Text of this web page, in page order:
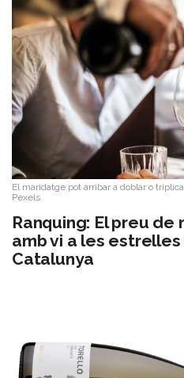
El maridatge pot arribar a doblar o
Pexels
Ranquing: El preu
amb vi a les
Catalunya